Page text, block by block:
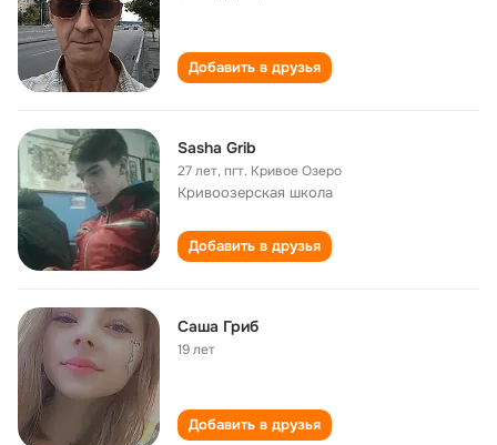
Добавить в друзья
Sasha Grib
27 лет,пгт. Кривое Озеро
Кривоозерская школа
Добавить в друзья
Саша Гриб
19 лет
Добавить в друзья